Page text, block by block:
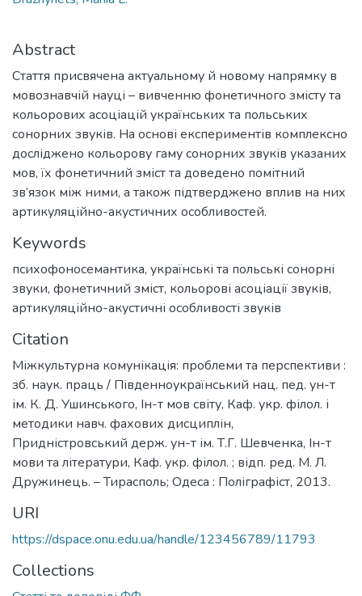
Abstract
Стаття присвячена актуальному й новому напрямку в
мовознавчій науці – вивченню фонетичного змісту та
кольорових асоціацій українських та польських
сонорних звуків. На основі експериментів комплексно
досліджено кольорову гаму сонорних звуків указаних
мов, їх фонетичний зміст та доведено помітний
зв’язок між ними, а також підтверджено вплив на них
артикуляційно-акустичних особливостей.
Keywords
психофоносемантика, українські та польські сонорні
звуки, фонетичний зміст, кольорові асоціації звуків,
артикуляційно-акустичні особливості звуків
Citation
Міжкультурна комунікація: проблеми та перспективи :
зб. наук. праць / Південноукраїнський нац. пед. ун-т
ім. К. Д. Ушинського, Ін-т мов світу, Каф. укр. філол. і
методики навч. фахових дисциплін,
Придністровський держ. ун-т ім. Т.Г. Шевченка, Ін-т
мови та літератури, Каф. укр. філол. ; відп. ред. М. Л.
Дружинець. – Тирасполь; Одеса : Поліграфіст, 2013.
URI
https://dspace.onu.edu.ua/handle/123456789/11793
Collections